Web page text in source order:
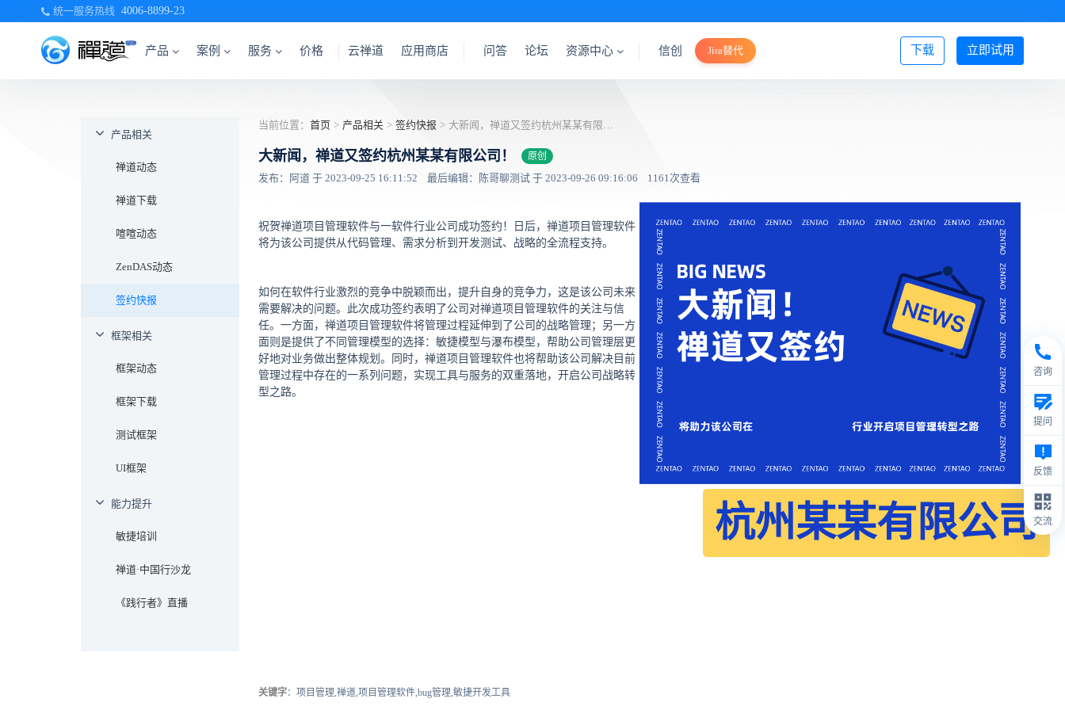
统一服务热线 4006-8899-23
产品 案例 服务 价格 立即试用
下载
云禅道 应用商店 问答 论坛 资源中心 信创 Jira替代 登录/注册
产品相关
禅道动态
禅道下载
喧喧动态
ZenDAS动态
签约快报
框架相关
框架动态
框架下载
测试框架
UI框架
能力提升
敏捷培训
禅道·中国行沙龙
《践行者》直播
当前位置： 首页 > 产品相关 > 签约快报 > 大新闻，禅道又签约杭州某某有限公司！
大新闻，禅道又签约杭州某某有限公司！ 原创
发布：阿道 于 2023-09-25 16:11:52 最后编辑：陈哥聊测试 于 2023-09-26 09:16:06 1161次查看
杭州某某有限公司
祝贺禅道项目管理软件与一软件行业公司成功签约！日后，禅道项目管理软件
将为该公司提供从代码管理、需求分析到开发测试、战略的全流程支持。
如何在软件行业激烈的竞争中脱颖而出，提升自身的竞争力，这是该公司未来
需要解决的问题。此次成功签约表明了公司对禅道项目管理软件的关注与信
任。一方面，禅道项目管理软件将管理过程延伸到了公司的战略管理；另一方
面则是提供了不同管理模型的选择：敏捷模型与瀑布模型，帮助公司管理层更
好地对业务做出整体规划。同时，禅道项目管理软件也将帮助该公司解决目前
管理过程中存在的一系列问题，实现工具与服务的双重落地，开启公司战略转
型之路。
关键字：项目管理,禅道,项目管理软件,bug管理,敏捷开发工具
咨询
提问
反馈
交流